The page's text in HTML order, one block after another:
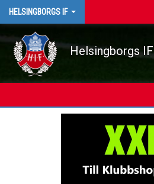
HELSINGBORGS IF
Helsingborgs IF